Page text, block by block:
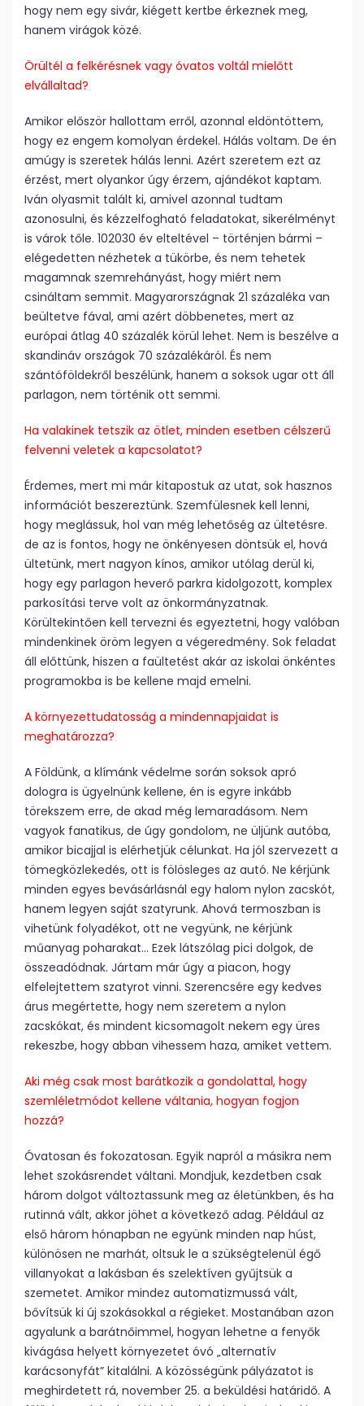
hogy nem egy sivár, kiégett kertbe érkeznek meg,
hanem virágok közé.
Örültél a felkérésnek vagy óvatos voltál mielőtt
elvállaltad?
Amikor először hallottam erről, azonnal eldöntöttem,
hogy ez engem komolyan érdekel. Hálás voltam. De én
amúgy is szeretek hálás lenni. Azért szeretem ezt az
érzést, mert olyankor úgy érzem, ajándékot kaptam.
Iván olyasmit talált ki, amivel azonnal tudtam
azonosulni, és kézzelfogható feladatokat, sikerélményt
is várok tőle. 10­20­30 év elteltével – történjen bármi –
elégedetten nézhetek a tükörbe, és nem tehetek
magamnak szemrehányást, hogy miért nem
csináltam semmit. Magyarországnak 21 százaléka van
beültetve fával, ami azért döbbenetes, mert az
európai átlag 40 százalék körül lehet. Nem is beszélve a
skandináv országok 70 százalékáról. És nem
szántóföldekről beszélünk, hanem a sok­sok ugar ott áll
parlagon, nem történik ott semmi.
Ha valakinek tetszik az ötlet, minden esetben célszerű
felvenni veletek a kapcsolatot?
Érdemes, mert mi már kitapostuk az utat, sok hasznos
információt beszereztünk. Szemfülesnek kell lenni,
hogy meglássuk, hol van még lehetőség az ültetésre.
de az is fontos, hogy ne önkényesen döntsük el, hová
ültetünk, mert nagyon kínos, amikor utólag derül ki,
hogy egy parlagon heverő parkra kidolgozott, komplex
parkosítási terve volt az önkormányzatnak.
Körültekintően kell tervezni és egyeztetni, hogy valóban
mindenkinek öröm legyen a végeredmény. Sok feladat
áll előttünk, hiszen a faültetést akár az iskolai önkéntes
programokba is be kellene majd emelni.
A környezettudatosság a mindennapjaidat is
meghatározza?
A Földünk, a klímánk védelme során sok­sok apró
dologra is ügyelnünk kellene, én is egyre inkább
törekszem erre, de akad még lemaradásom. Nem
vagyok fanatikus, de úgy gondolom, ne üljünk autóba,
amikor bicajjal is elérhetjük célunkat. Ha jól szervezett a
tömegközlekedés, ott is fölösleges az autó. Ne kérjünk
minden egyes bevásárlásnál egy halom nylon zacskót,
hanem legyen saját szatyrunk. Ahová termoszban is
vihetünk folyadékot, ott ne vegyünk, ne kérjünk
műanyag poharakat… Ezek látszólag pici dolgok, de
összeadódnak. Jártam már úgy a piacon, hogy
elfelejtettem szatyrot vinni. Szerencsére egy kedves
árus megértette, hogy nem szeretem a nylon
zacskókat, és mindent kicsomagolt nekem egy üres
rekeszbe, hogy abban vihessem haza, amiket vettem.
Aki még csak most barátkozik a gondolattal, hogy
szemléletmódot kellene váltania, hogyan fogjon
hozzá?
Óvatosan és fokozatosan. Egyik napról a másikra nem
lehet szokásrendet váltani. Mondjuk, kezdetben csak
három dolgot változtassunk meg az életünkben, és ha
rutinná vált, akkor jöhet a következő adag. Például az
első három hónapban ne együnk minden nap húst,
különösen ne marhát, oltsuk le a szükségtelenül égő
villanyokat a lakásban és szelektíven gyűjtsük a
szemetet. Amikor mindez automatizmussá vált,
bővítsük ki új szokásokkal a régieket. Mostanában azon
agyalunk a barátnőimmel, hogyan lehetne a fenyők
kivágása helyett környezetet óvó „alternatív
karácsonyfát” kitalálni. A közösségünk pályázatot is
meghirdetett rá, november 25. a beküldési határidő. A